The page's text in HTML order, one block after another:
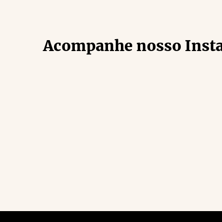
Acompanhe nosso